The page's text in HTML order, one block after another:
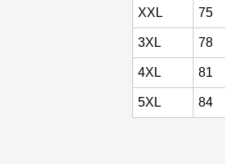
XXL 75
3XL 78
4XL 81
5XL 84